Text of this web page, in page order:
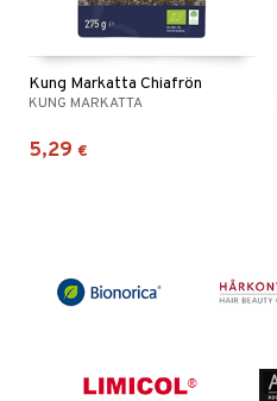
Kung Markatta Chiafrön
KUNG MARKATTA
5,29 €